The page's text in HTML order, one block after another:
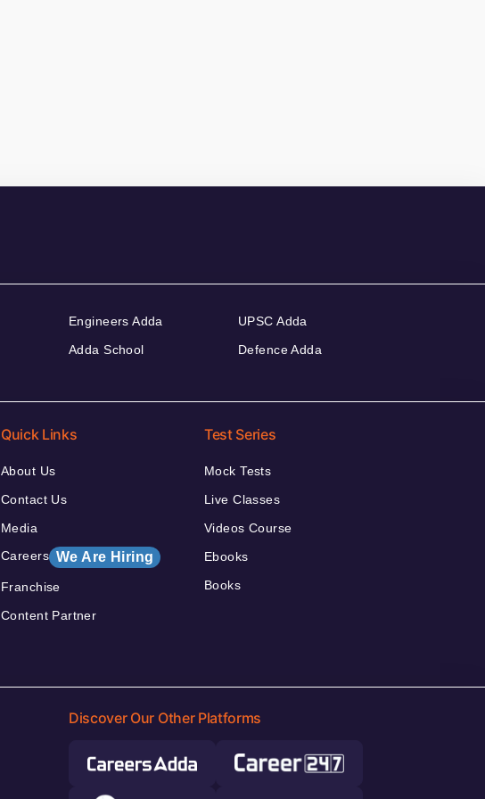
Engineers Adda
Adda School
UPSC Adda
Defence Adda
Quick Links
About Us
Contact Us
Media
Careers We Are Hiring
Franchise
Content Partner
Test Series
Mock Tests
Live Classes
Videos Course
Ebooks
Books
Discover Our Other Platforms